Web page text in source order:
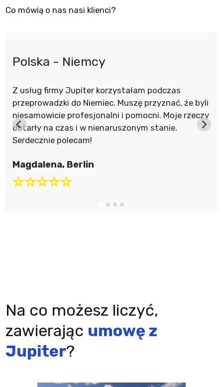
Co mówią o nas nasi klienci?
Polska - Niemcy
Z usług firmy Jupiter korzystałam podczas
przeprowadzki do Niemiec. Muszę przyznać, że byli
niesamowicie profesjonalni i pomocni. Moje rzeczy
dotarły na czas i w nienaruszonym stanie.
Serdecznie polecam!
Magdalena, Berlin
Na co możesz liczyć,
zawierając umowę z
Jupiter?